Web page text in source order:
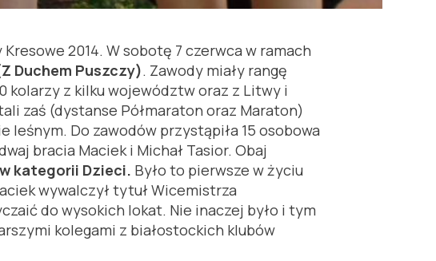
2014. W sobotę 7 czerwca w ramach
Duchem Puszczy). Zawody miały rangę
kolarzy z kilku województw oraz z Litwy i
zaś (dystanse Półmaraton oraz Maraton)
Do zawodów przystąpiła 15 osobowa
bracia Maciek i Michał Tasior. Obaj
kategorii Dzieci. Było to pierwsze w życiu
wywalczył tytuł Wicemistrza
do wysokich lokat. Nie inaczej było i tym
kolegami z białostockich klubów